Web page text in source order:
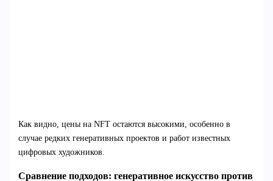
Как видно, цены на NFT остаются высокими, особенно в
случае редких генеративных проектов и работ известных
цифровых художников.
Сравнение подходов: генеративное искусство против